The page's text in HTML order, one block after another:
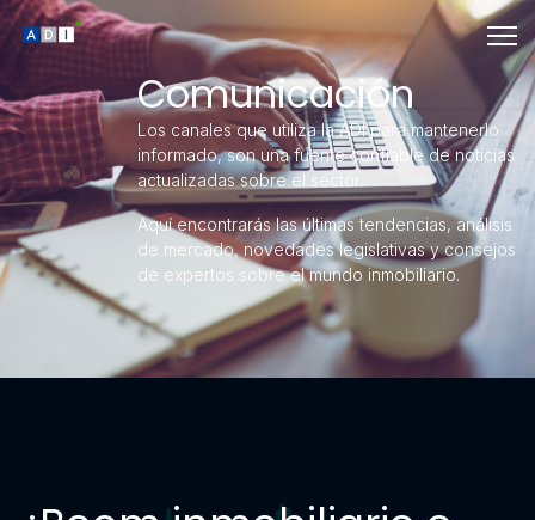
Comunicación
Los canales que utiliza la ADI para mantenerlo
informado, son una fuente confiable de noticias
actualizadas sobre el sector.
Aquí encontrarás las últimas tendencias, análisis
de mercado, novedades legislativas y consejos
de expertos sobre el mundo inmobiliario.